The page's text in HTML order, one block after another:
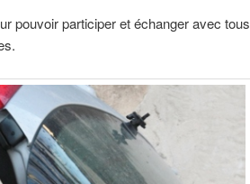
pouvoir participer et échanger avec tous